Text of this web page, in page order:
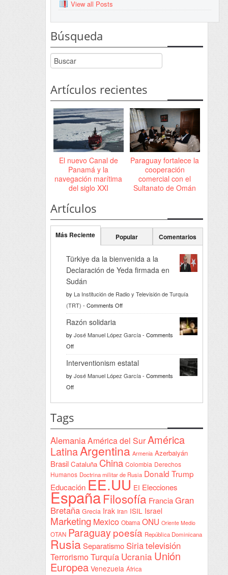
View all Posts
Búsqueda
Artículos recientes
El nuevo Canal de
Panamá y la
navegación marítima
del siglo XXI
Paraguay fortalece la
cooperación
comercial con el
Sultanato de Omán
Artículos
Más Reciente Popular Comentarios
Türkiye da la bienvenida a la
Declaración de Yeda firmada en
Sudán
by La Institución de Radio y Televisión de Turquía
(TRT) - Comments Offon
Türkiye
la
a
Yeda
en
Sudán
Razón solidaria
by José Manuel López García- Comments
Offon
Razón
solidaria
Interventionism estatal
by José Manuel López García- Comments
Offon
Tags
AlemaniaAmérica del SurAmérica
LatinaArgentina Armenia Azerbaiyán
Brasil Cataluña China Colombia Derechos
Humanos Doctrina militar de Rusia Donald Trump
EducaciónEE.UU EI Elecciones
España Filosofía Francia Gran
Bretaña Grecia Irak Iran ISIL Israel
Marketing Mexico Obama ONU Oriente Medio
OTAN Paraguay poesía República Dominicana
Rusia Separatismo Siriatelevisión
Terrorismo Turquía Ucrania Unión
Europea Venezuela África